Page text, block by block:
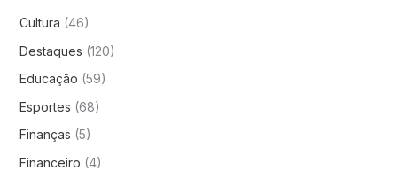
Cultura (46)
Destaques (120)
Educação (59)
Esportes (68)
Finanças (5)
Financeiro (4)